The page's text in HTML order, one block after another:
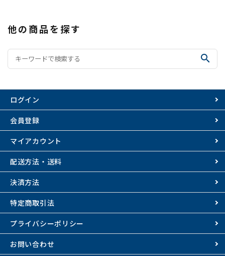
他の商品を探す
search
ログイン
会員登録
マイアカウント
配送方法・送料
決済方法
特定商取引法
プライバシーポリシー
お問い合わせ